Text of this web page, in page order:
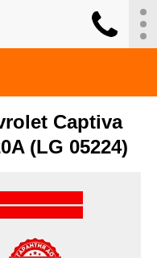
Captiva
(LG 05224)